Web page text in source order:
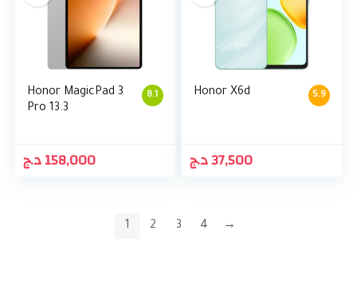
8.1
Honor MagicPad 3
Pro 13.3
158,000د.ج
5.9
Honor X6d
37,500د.ج
1 2 3 4 →